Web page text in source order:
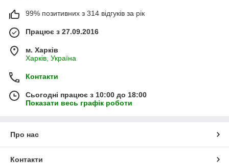
99% позитивних з 314 відгуків за рік
Працює з 27.09.2016
м. Харків
Харків, Україна
Контакти
Сьогодні працює з 10:00 до 18:00
Показати весь графік роботи
Про нас
Контакти